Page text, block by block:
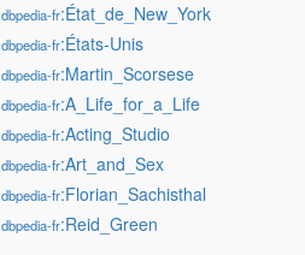
dbpedia-fr:État_de_New_York
dbpedia-fr:États-Unis
dbpedia-fr:Martin_Scorsese
dbpedia-fr:A_Life_for_a_Life
dbpedia-fr:Acting_Studio
dbpedia-fr:Art_and_Sex
dbpedia-fr:Florian_Sachisthal
dbpedia-fr:Reid_Green